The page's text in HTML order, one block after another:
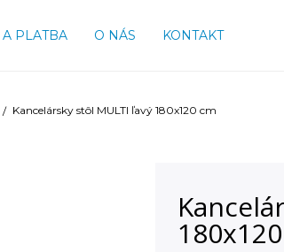
PLATBA O NÁS KONTAKT
Kancelársky stôl MULTI ľavý 180x120 cm